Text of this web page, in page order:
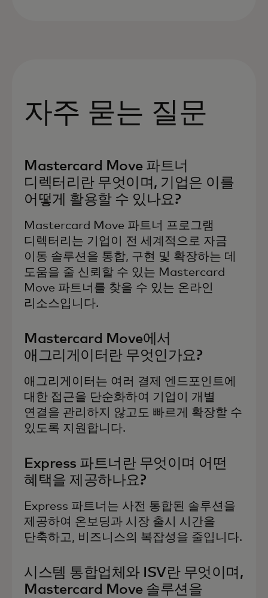
자주 묻는 질문
Mastercard Move 파트너
디렉터리란 무엇이며, 기업은 이를
어떻게 활용할 수 있나요?
Mastercard Move 파트너 프로그램
디렉터리는 기업이 전 세계적으로 자금
이동 솔루션을 통합, 구현 및 확장하는 데
도움을 줄 신뢰할 수 있는 Mastercard
Move 파트너를 찾을 수 있는 온라인
리소스입니다.
Mastercard Move에서
애그리게이터란 무엇인가요?
애그리게이터는 여러 결제 엔드포인트에
대한 접근을 단순화하여 기업이 개별
연결을 관리하지 않고도 빠르게 확장할 수
있도록 지원합니다.
Express 파트너란 무엇이며 어떤
혜택을 제공하나요?
Express 파트너는 사전 통합된 솔루션을
제공하여 온보딩과 시장 출시 시간을
단축하고, 비즈니스의 복잡성을 줄입니다.
시스템 통합업체와 ISV란 무엇이며,
Mastercard Move 솔루션을